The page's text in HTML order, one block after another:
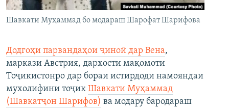
Шавкати Муҳаммад бо модараш Шарофат Шарифова
Додгоҳи парвандаҳои ҷиноӣ дар Вена,
маркази Австрия, дархости мақомоти
Тоҷикистонро дар бораи истирдоди намояндаи
мухолифини тоҷик Шавкати Муҳаммад
(Шавкатҷон Шарифов) ва модару бародараш